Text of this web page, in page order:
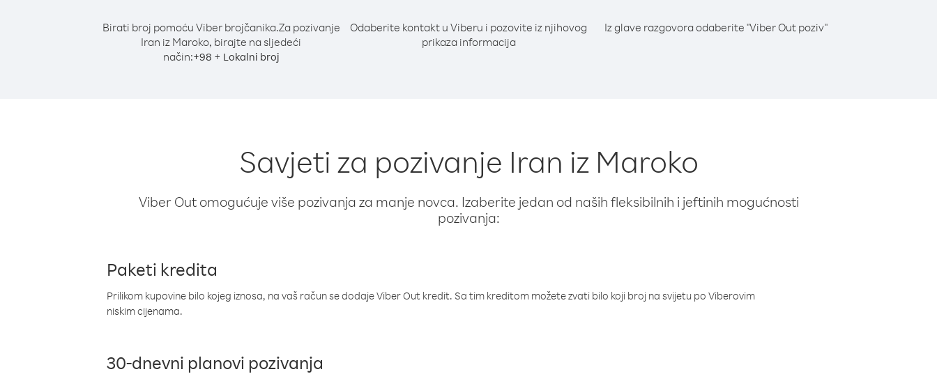
Birati broj pomoću Viber brojčanika.Za pozivanje
Iran iz Maroko, birajte na sljedeći
način:+98 + Lokalni broj
Odaberite kontakt u Viberu i pozovite iz njihovog
prikaza informacija
Iz glave razgovora odaberite "Viber Out poziv"
Savjeti za pozivanje Iran iz Maroko
Viber Out omogućuje više pozivanja za manje novca. Izaberite jedan od naših fleksibilnih i jeftinih mogućnosti
pozivanja:
Paketi kredita
Prilikom kupovine bilo kojeg iznosa, na vaš račun se dodaje Viber Out kredit. Sa tim kreditom možete zvati bilo koji broj na svijetu po Viberovim
niskim cijenama.
30-dnevni planovi pozivanja